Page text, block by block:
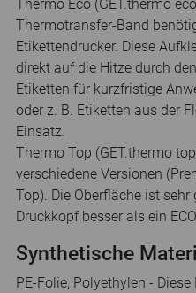
Thermo Eco (GET.thermo
Thermotransfer-Band
Etikettendrucker. Diese
direkt auf die Hitze durch
Etiketten für kurzfristige
oder z. B. Etiketten aus der
Einsatz.
Thermo Top (GET.thermo
verschiedene Versionen
Top). Die Oberfläche ist
Druckkopf besser als ein
Synthetische
PE-Folie, Polyethylen -